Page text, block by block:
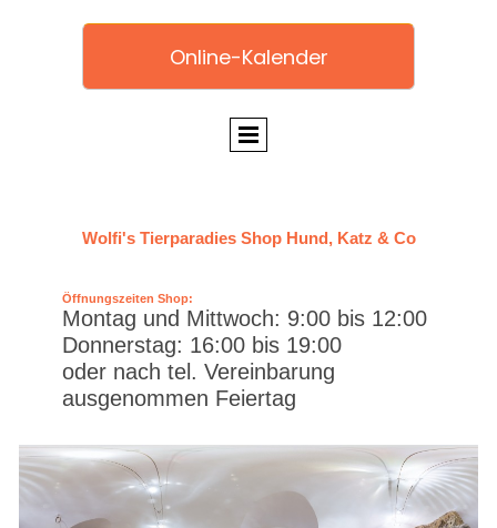
Online-Kalender
Wolfi's Tierparadies Shop Hund, Katz & Co
Öffnungszeiten Shop:
Montag und Mittwoch: 9:00 bis 12:00
Donnerstag: 16:00 bis 19:00
oder nach tel. Vereinbarung
ausgenommen Feiertag